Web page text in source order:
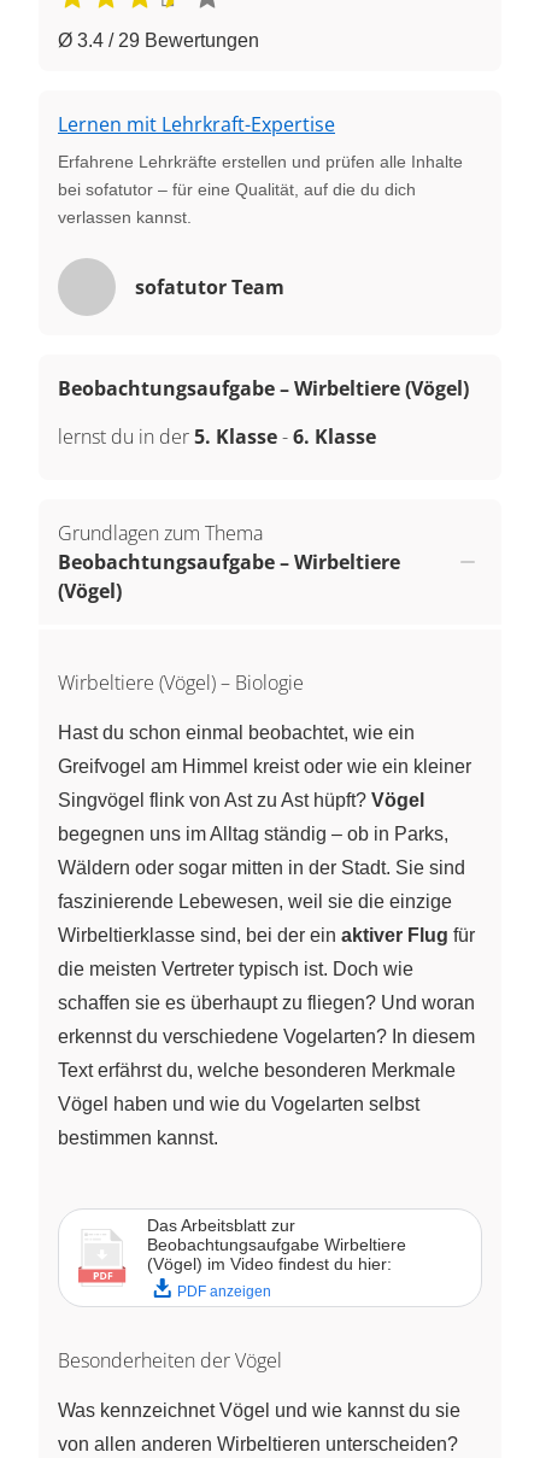
Ø 3.4 / 29 Bewertungen
Lernen mit Lehrkraft-Expertise
Erfahrene Lehrkräfte erstellen und prüfen alle Inhalte
bei sofatutor – für eine Qualität, auf die du dich
verlassen kannst.
sofatutor Team
Beobachtungsaufgabe – Wirbeltiere (Vögel)
lernst du in der5. Klasse-6. Klasse
Grundlagen zum Thema
Beobachtungsaufgabe – Wirbeltiere
(Vögel)
Wirbeltiere (Vögel) – Biologie
Hast du schon einmal beobachtet, wie ein
Greifvogel am Himmel kreist oder wie ein kleiner
Singvögel flink von Ast zu Ast hüpft? Vögel
begegnen uns im Alltag ständig – ob in Parks,
Wäldern oder sogar mitten in der Stadt. Sie sind
faszinierende Lebewesen, weil sie die einzige
Wirbeltierklasse sind, bei der ein aktiver Flug für
die meisten Vertreter typisch ist. Doch wie
schaffen sie es überhaupt zu fliegen? Und woran
erkennst du verschiedene Vogelarten? In diesem
Text erfährst du, welche besonderen Merkmale
Vögel haben und wie du Vogelarten selbst
bestimmen kannst.
Das Arbeitsblatt zur
Beobachtungsaufgabe Wirbeltiere
(Vögel) im Video findest du hier:
PDF anzeigen
Besonderheiten der Vögel
Was kennzeichnet Vögel und wie kannst du sie
von allen anderen Wirbeltieren unterscheiden?